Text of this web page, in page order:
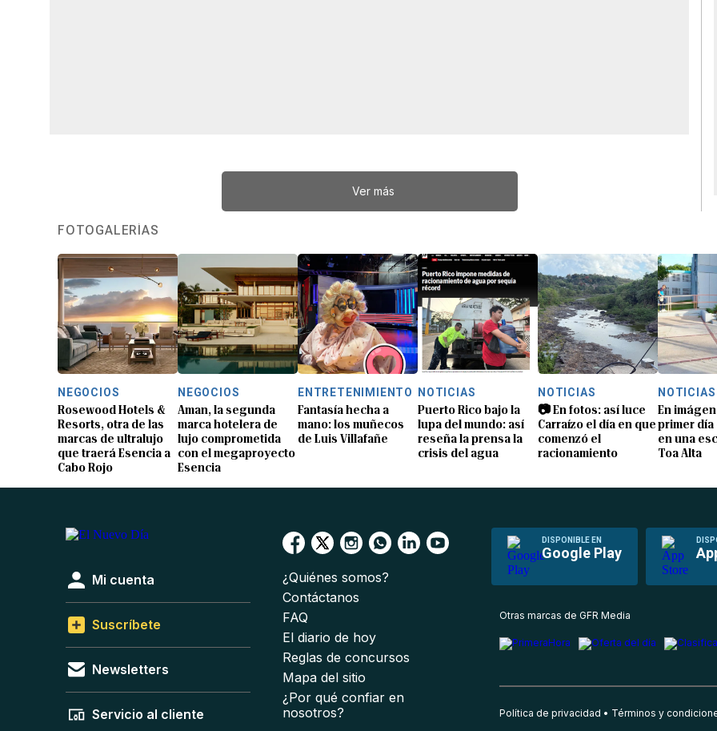
Ver más
FOTOGALERÍAS
NEGOCIOS
Rosewood Hotels &
Resorts, otra de las
marcas de ultralujo
que traerá Esencia a
Cabo Rojo
NEGOCIOS
Aman, la segunda
marca hotelera de
lujo comprometida
con el megaproyecto
Esencia
ENTRETENIMIENTO
Fantasía hecha a
mano: los muñecos
de Luis Villafañe
NOTICIAS
Puerto Rico bajo la
lupa del mundo: así
reseña la prensa la
crisis del agua
NOTICIAS
📷 En fotos: así luce
Carraízo el día en que
comenzó el
racionamiento
NOTICIAS
En
primer día
en una
Toa Alta
DISPONIBLE EN
Google Play
Mi cuenta
Suscríbete
Newsletters
Servicio al cliente
¿Quiénes somos?
Contáctanos
FAQ
El diario de hoy
Reglas de concursos
Mapa del sitio
¿Por qué confiar en
nosotros?
Otras marcas de GFR Media
Política de privacidad Términos y